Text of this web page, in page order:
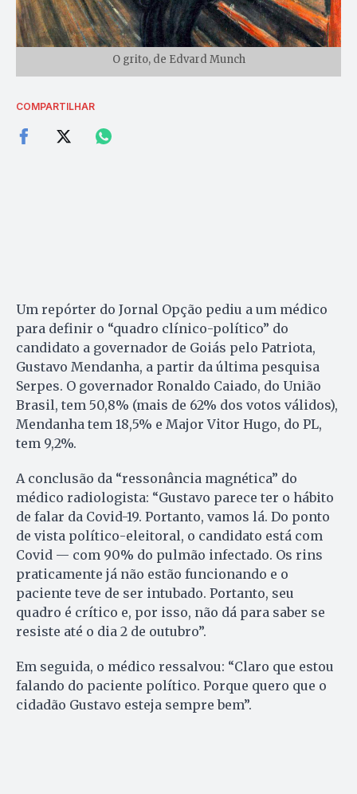
O grito, de Edvard Munch
COMPARTILHAR
Um repórter do Jornal Opção pediu a um médico
para definir o “quadro clínico-político” do
candidato a governador de Goiás pelo Patriota,
Gustavo Mendanha, a partir da última pesquisa
Serpes. O governador Ronaldo Caiado, do União
Brasil, tem 50,8% (mais de 62% dos votos válidos),
Mendanha tem 18,5% e Major Vitor Hugo, do PL,
tem 9,2%.
A conclusão da “ressonância magnética” do
médico radiologista: “Gustavo parece ter o hábito
de falar da Covid-19. Portanto, vamos lá. Do ponto
de vista político-eleitoral, o candidato está com
Covid — com 90% do pulmão infectado. Os rins
praticamente já não estão funcionando e o
paciente teve de ser intubado. Portanto, seu
quadro é crítico e, por isso, não dá para saber se
resiste até o dia 2 de outubro”.
Em seguida, o médico ressalvou: “Claro que estou
falando do paciente político. Porque quero que o
cidadão Gustavo esteja sempre bem”.